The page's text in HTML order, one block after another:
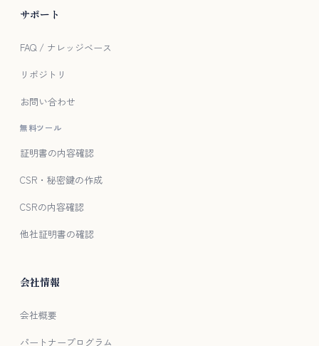
サポート
FAQ / ナレッジベース
リポジトリ
お問い合わせ
無料ツール
証明書の内容確認
CSR・秘密鍵の作成
CSRの内容確認
他社証明書の確認
会社情報
会社概要
パートナープログラム